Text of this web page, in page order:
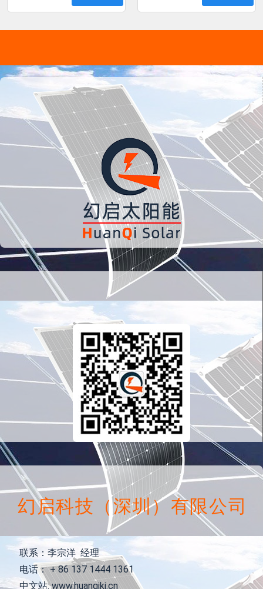
幻启科技（深圳）有限公司
联系：李宗洋 经理
电话： + 86 137 1444 1361
中文站: www.huanqikj.cn